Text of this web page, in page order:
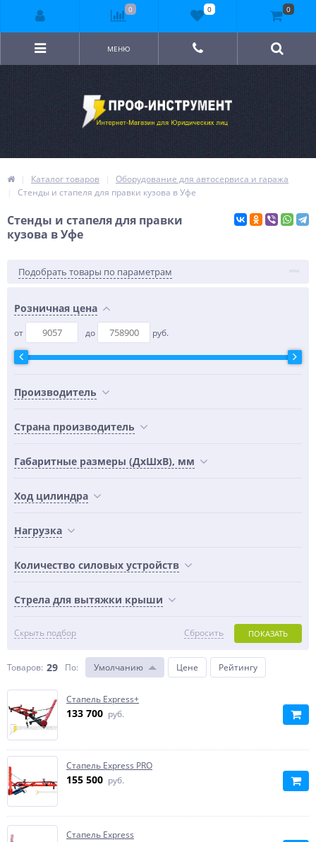
МЕНЮ
Каталог товаров
Оборудование для автосервиса и гаража
Стенды и стапеля для правки кузова в Уфе
Стенды и стапеля для правки
кузова в Уфе
Подобрать товары по параметрам
Розничная цена
от до руб.
Производитель
Страна производитель
Габаритные размеры (ДхШхВ), мм
Ход цилиндра
Нагрузка
Количество силовых устройств
Стрела для вытяжки крыши
Скрыть подбор ПОКАЗАТЬ
Сбросить
Товаров: 29 По: Умолчанию Цене Рейтингу
Стапель Express+
133 700 руб.
Стапель Express PRO
155 500 руб.
Стапель Express
0 0 0